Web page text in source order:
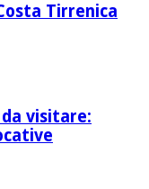
Tirrenica
visitare: